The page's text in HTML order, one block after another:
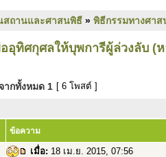
สถานและศาสนพิธี » พิธีกรรมทางศา
อุทิศกุศลให้บุพการีผู้ล่วงลับ (
ากทั้งหมด 1 [ 6 โพสต์ ]
ข้อความ
เมื่อ: 18 เม.ย. 2015, 07:56